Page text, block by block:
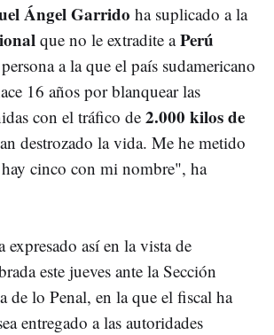
Ángel Garrido ha suplicado a la
que no le extradite aPerú
a la que el país sudamericano
16 años por blanquear las
con el tráfico de 2.000 kilos de
destrozado la vida. Me he metido
cinco con mi nombre", ha
expresado así en la vista de
este jueves ante la Sección
de lo Penal, en la que el fiscal ha
entregado a las autoridades